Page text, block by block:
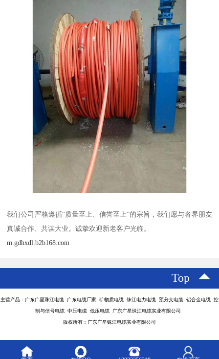
我们公司严格遵循“质量至上、信誉至上”的宗旨，我们愿与各界朋友
真诚合作、共谋大业。诚挚欢迎新老客户光临。
m.gdhxdl.b2b168.com
Top
主营产品：广东广星珠江电缆 广东电缆厂家 矿物质电缆 铢江电力电缆 预分支电缆 铝合金电缆 控
制与信号电缆 中压电缆 低压电缆 广东广星珠江电缆实业有限公司
版权所有：广东广星铢江电缆实业有限公司